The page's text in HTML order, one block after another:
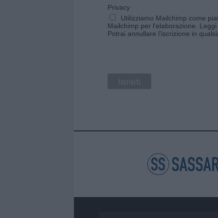
Privacy
Utilizziamo Mailchimp come
Mailchimp per l'elaborazione.
Potrai annullare l'iscrizione in